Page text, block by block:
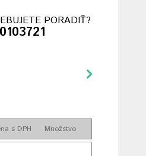
PORADIŤ?
s DPH Množstvo